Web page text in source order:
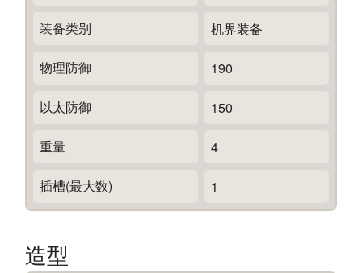
装备类别 机界装备
物理防御 190
以太防御 150
重量 4
插槽(最大数) 1
造型